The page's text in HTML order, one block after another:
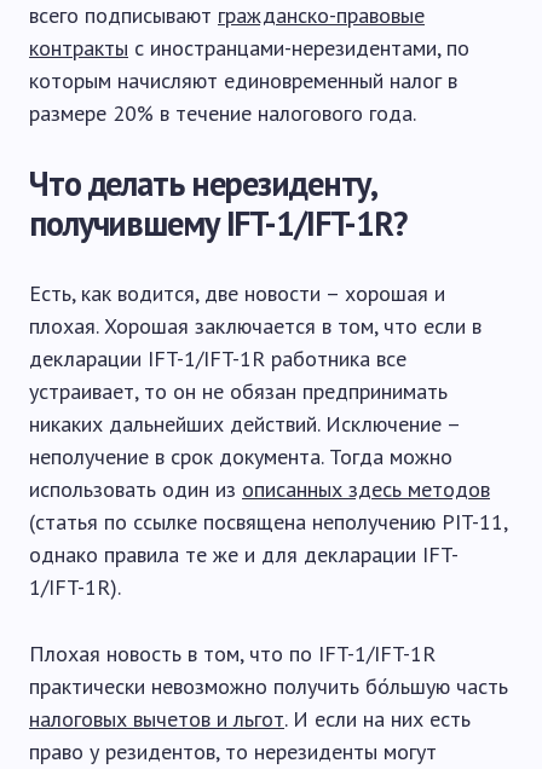
всего подписывают гражданско-правовые
контракты с иностранцами-нерезидентами, по
которым начисляют единовременный налог в
размере 20% в течение налогового года.
Что делать нерезиденту,
получившему IFT-1/IFT-1R?
Есть, как водится, две новости – хорошая и
плохая. Хорошая заключается в том, что если в
декларации IFT-1/IFT-1R работника все
устраивает, то он не обязан предпринимать
никаких дальнейших действий. Исключение –
неполучение в срок документа. Тогда можно
использовать один из описанных здесь методов
(статья по ссылке посвящена неполучению PIT-11,
однако правила те же и для декларации IFT-
1/IFT-1R).
Плохая новость в том, что по IFT-1/IFT-1R
практически невозможно получить бо́льшую часть
налоговых вычетов и льгот. И если на них есть
право у резидентов, то нерезиденты могут